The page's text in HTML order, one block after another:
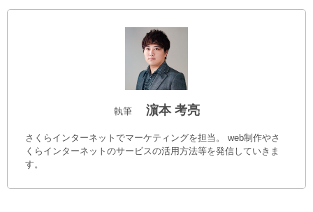
執筆 濵本 考亮
さくらインターネットでマーケティングを担当。 web制作やさ
くらインターネットのサービスの活用方法等を発信していきま
す。